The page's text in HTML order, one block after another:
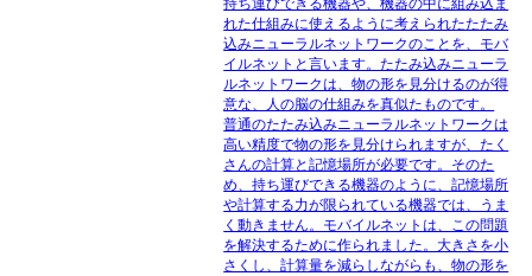
持ち運びできる機器や、機器の中に組み込ま
れた仕組みに使えるように考えられたたたみ
込みニューラルネットワークのことを、モバ
イルネットと言います。たたみ込みニューラ
ルネットワークは、物の形を見分けるのが得
意な、人の脳の仕組みを真似たものです。
普通のたたみ込みニューラルネットワークは
高い精度で物の形を見分けられますが、たく
さんの計算と記憶場所が必要です。そのた
め、持ち運びできる機器のように、記憶場所
や計算する力が限られている機器では、うま
く動きません。モバイルネットは、この問題
を解決するために作られました。大きさを小
さくし、計算量を減らしながらも、物の形を